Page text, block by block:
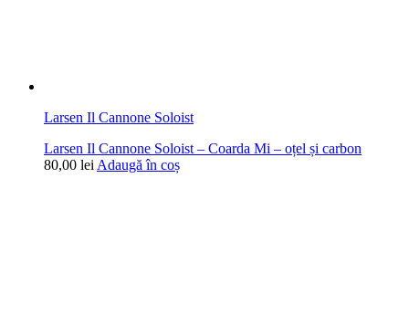
Larsen Il Cannone Soloist
Larsen Il Cannone Soloist – Coarda Mi – oțel și carbon
80,00 lei Adaugă în coș